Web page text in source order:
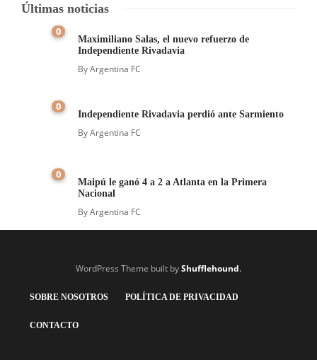
Últimas noticias
0
Maximiliano Salas, el nuevo refuerzo de
Independiente Rivadavia
ByArgentina FC
0
Independiente Rivadavia perdió ante Sarmiento
ByArgentina FC
0
Maipú le ganó 4 a 2 a Atlanta en la Primera
Nacional
ByArgentina FC
WordPress Theme built byShufflehound.
SOBRE NOSOTROS POLÍTICA DE PRIVACIDAD
CONTACTO